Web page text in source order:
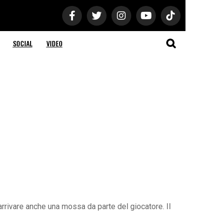
SOCIAL VIDEO
anche una mossa da parte del giocatore. Il